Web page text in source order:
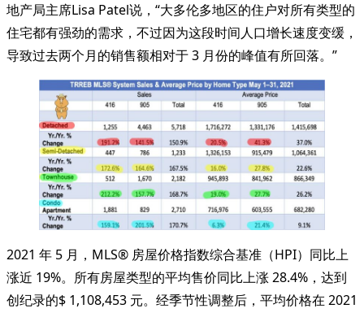
地产局主席Lisa Patel说，“大多伦多地区的住户对所有类型的
住宅都有强劲的需求，不过因为这段时间人口增长速度变缓，
导致过去两个月的销售额相对于 3 月份的峰值有所回落。”
2021 年 5 月，MLS® 房屋价格指数综合基准（HPI）同比上
涨近 19%。所有房屋类型的平均售价同比上涨 28.4%，达到
创纪录的$ 1,108,453 元。经季节性调整后，平均价格在 2021